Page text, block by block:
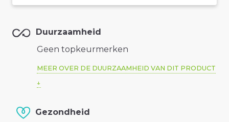
Duurzaamheid
Geen topkeurmerken
MEER OVER DE DUURZAAMHEID VAN DIT PRODUCT
Gezondheid